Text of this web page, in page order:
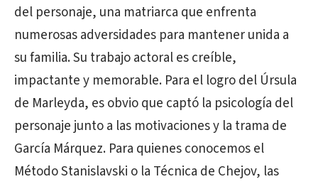
del personaje, una matriarca que enfrenta
numerosas adversidades para mantener unida a
su familia. Su trabajo actoral es creíble,
impactante y memorable. Para el logro del Úrsula
de Marleyda, es obvio que captó la psicología del
personaje junto a las motivaciones y la trama de
García Márquez. Para quienes conocemos el
Método Stanislavski o la Técnica de Chejov, las